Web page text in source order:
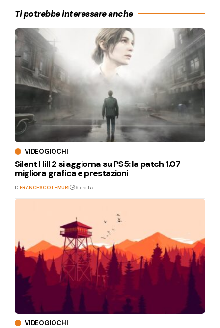
Ti potrebbe interessare anche
VIDEOGIOCHI
Silent Hill 2 si aggiorna su PS5: la patch 1.07
migliora grafica e prestazioni
DiFRANCESCO LEMURI 16 ore fa
VIDEOGIOCHI